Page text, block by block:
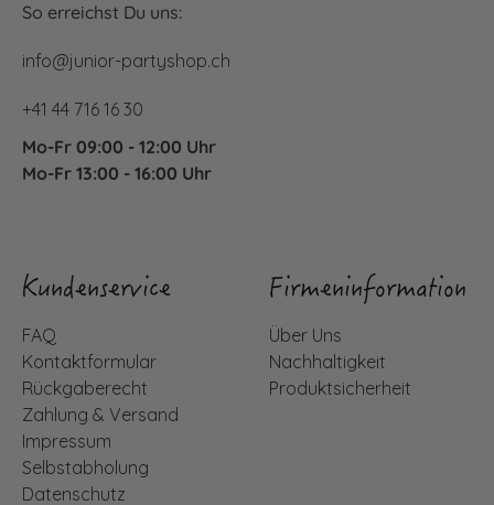
So erreichst Du uns:
info@junior-partyshop.ch
+41 44 716 16 30
Mo-Fr 09:00 - 12:00 Uhr
Mo-Fr 13:00 - 16:00 Uhr
Kundenservice
FAQ
Kontaktformular
Rückgaberecht
Zahlung & Versand
Impressum
Selbstabholung
Datenschutz
Firmeninformation
Über Uns
Nachhaltigkeit
Produktsicherheit